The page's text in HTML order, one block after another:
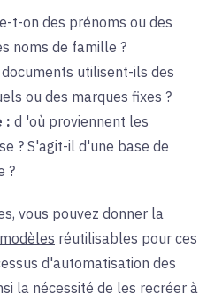
t-on des prénoms ou des
noms de famille ?
utilisent-ils des
ou des marques fixes ?
: d 'où proviennent les
? S'agit-il d'une base de
?
vous pouvez donner la
modèles réutilisables pour ces
d'automatisation des
la nécessité de les recréer à